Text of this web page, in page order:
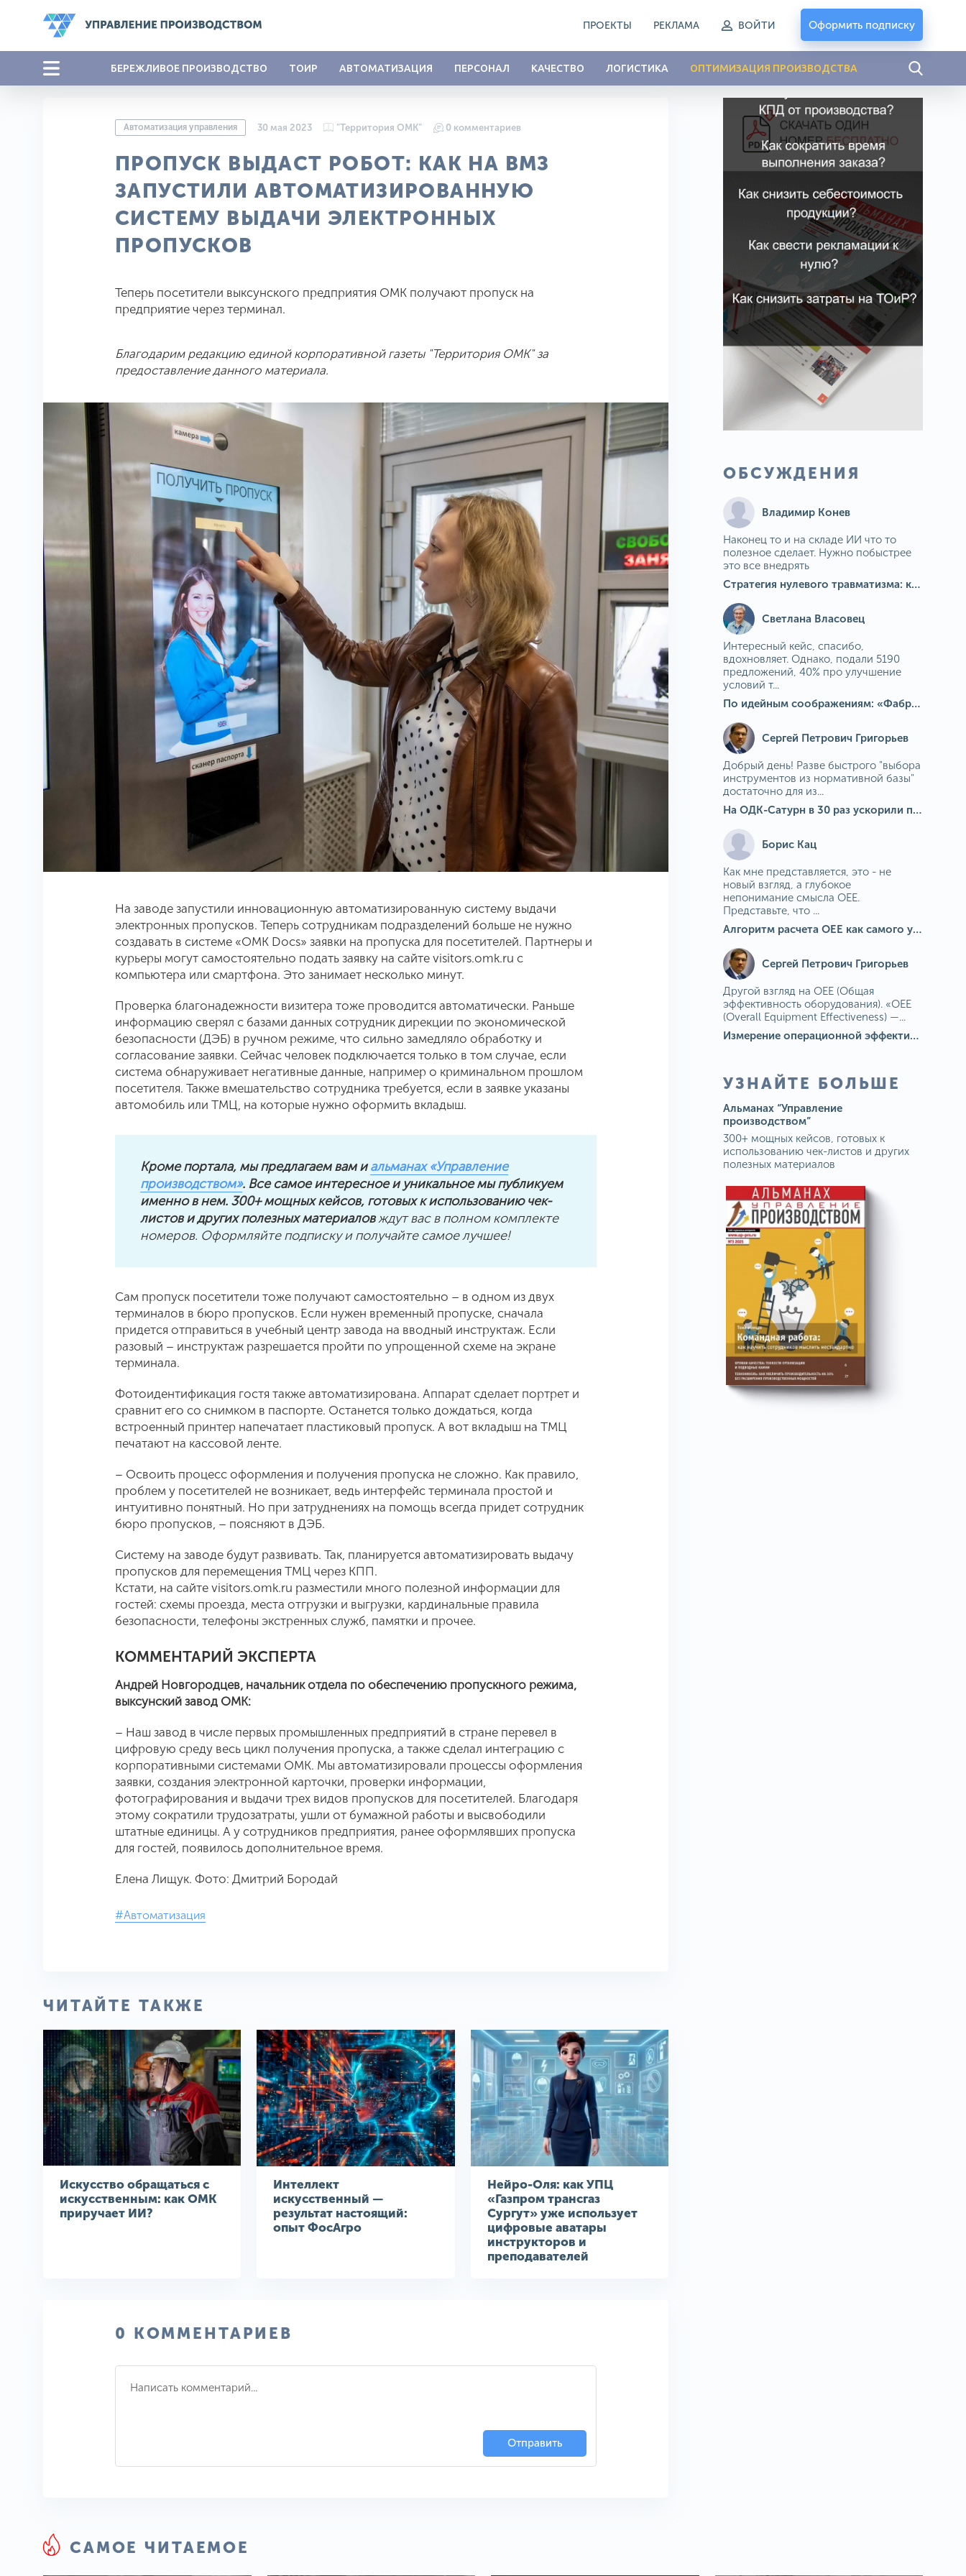
ПРОЕКТЫ РЕКЛАМА ВОЙТИ Оформить подписку
БЕРЕЖЛИВОЕ ПРОИЗВОДСТВО ТОИР АВТОМАТИЗАЦИЯ ПЕРСОНАЛ КАЧЕСТВО ЛОГИСТИКА ОПТИМИЗАЦИЯ ПРОИЗВОДСТВА
Автоматизация управления 30 мая 2023 "Территория ОМК" 0 комментариев
ПРОПУСК ВЫДАСТ РОБОТ: КАК НА ВМЗ
ЗАПУСТИЛИ АВТОМАТИЗИРОВАННУЮ
СИСТЕМУ ВЫДАЧИ ЭЛЕКТРОННЫХ
ПРОПУСКОВ
Теперь посетители выксунского предприятия ОМК получают пропуск на
предприятие через терминал.
Благодарим редакцию единой корпоративной газеты "Территория ОМК" за
предоставление данного материала.
На заводе запустили инновационную автоматизированную систему выдачи
электронных пропусков. Теперь сотрудникам подразделений больше не нужно
создавать в системе «ОМК Docs» заявки на пропуска для посетителей. Партнеры и
курьеры могут самостоятельно подать заявку на сайте visitors.omk.ru с
компьютера или смартфона. Это занимает несколько минут.
Проверка благонадежности визитера тоже проводится автоматически. Раньше
информацию сверял с базами данных сотрудник дирекции по экономической
безопасности (ДЭБ) в ручном режиме, что сильно замедляло обработку и
согласование заявки. Сейчас человек подключается только в том случае, если
система обнаруживает негативные данные, например о криминальном прошлом
посетителя. Также вмешательство сотрудника требуется, если в заявке указаны
автомобиль или ТМЦ, на которые нужно оформить вкладыш.
Кроме портала, мы предлагаем вам иальманах «Управление
производством». Все самое интересное и уникальное мы публикуем
именно в нем. 300+ мощных кейсов, готовых к использованию чек-
листов и других полезных материаловждут вас в полном комплекте
номеров. Оформляйте подписку и получайте самое лучшее!
Сам пропуск посетители тоже получают самостоятельно – в одном из двух
терминалов в бюро пропусков. Если нужен временный пропуске, сначала
придется отправиться в учебный центр завода на вводный инструктаж. Если
разовый – инструктаж разрешается пройти по упрощенной схеме на экране
терминала.
Фотоидентификация гостя также автоматизирована. Аппарат сделает портрет и
сравнит его со снимком в паспорте. Останется только дождаться, когда
встроенный принтер напечатает пластиковый пропуск. А вот вкладыш на ТМЦ
печатают на кассовой ленте.
– Освоить процесс оформления и получения пропуска не сложно. Как правило,
проблем у посетителей не возникает, ведь интерфейс терминала простой и
интуитивно понятный. Но при затруднениях на помощь всегда придет сотрудник
бюро пропусков, – поясняют в ДЭБ.
Систему на заводе будут развивать. Так, планируется автоматизировать выдачу
пропусков для перемещения ТМЦ через КПП.
Кстати, на сайте visitors.omk.ru разместили много полезной информации для
гостей: схемы проезда, места отгрузки и выгрузки, кардинальные правила
безопасности, телефоны экстренных служб, памятки и прочее.
КОММЕНТАРИЙ ЭКСПЕРТА
Андрей Новгородцев, начальник отдела по обеспечению пропускного режима,
выксунский завод ОМК:
– Наш завод в числе первых промышленных предприятий в стране перевел в
цифровую среду весь цикл получения пропуска, а также сделал интеграцию с
корпоративными системами ОМК. Мы автоматизировали процессы оформления
заявки, создания электронной карточки, проверки информации,
фотографирования и выдачи трех видов пропусков для посетителей. Благодаря
этому сократили трудозатраты, ушли от бумажной работы и высвободили
штатные единицы. А у сотрудников предприятия, ранее оформлявших пропуска
для гостей, появилось дополнительное время.
Елена Лищук. Фото: Дмитрий Бородай
#Автоматизация
ЧИТАЙТЕ ТАКЖЕ
Искусство обращаться с
искусственным: как ОМК
приручает ИИ?
Интеллект
искусственный —
результат настоящий:
опыт ФосАгро
Нейро-Оля: как УПЦ
«Газпром трансгаз
Сургут» уже использует
цифровые аватары
инструкторов и
преподавателей
0 КОММЕНТАРИЕВ
Отправить
ОБСУЖДЕНИЯ
Владимир Конев
Наконец то и на складе ИИ что то
полезное сделает. Нужно побыстрее
это все внедрять
Стратегия нулевого травматизма: как ИИ-камеры Camkord снижают риск наезда на пешехода при работе на погрузчике
Светлана Власовец
Интересный кейс, спасибо,
вдохновляет. Однако, подали 5190
предложений, 40% про улучшение
условий т...
По идейным соображениям: «Фабрика идей» на МГОКе
Сергей Петрович Григорьев
Добрый день! Разве быстрого "выбора
инструментов из нормативной базы"
достаточно для из...
На ОДК-Сатурн в 30 раз ускорили подбор средств измерения для контроля качества продукции
Борис Кац
Как мне представляется, это - не
новый взгляд, а глубокое
непонимание смысла OEE.
Представьте, что ...
Алгоритм расчета ОЕЕ как самого универсального и современного показателя эффективности оборудования в мире
Сергей Петрович Григорьев
Другой взгляд на OEE (Общая
эффективность оборудования). «OEE
(Overall Equipment Effectiveness) —...
Измерение операционной эффективности: ключевые показатели для непрерывного совершенствования
УЗНАЙТЕ БОЛЬШЕ
Альманах “Управление
производством”
300+ мощных кейсов, готовых к
использованию чек-листов и других
полезных материалов
САМОЕ ЧИТАЕМОЕ